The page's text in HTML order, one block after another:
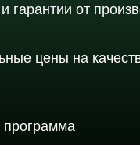
гарантии от
цены на
программа